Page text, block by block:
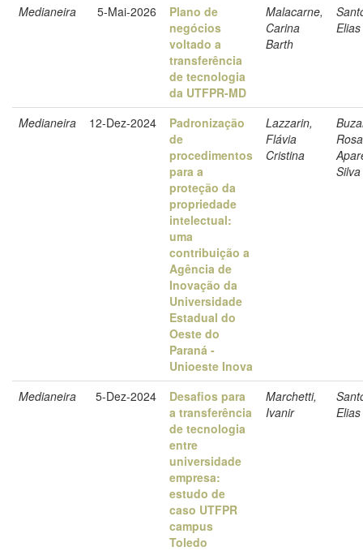
Medianeira 5-Mai-2026
Plano de
negócios
voltado a
transferência
de tecnologia
da UTFPR-MD
Malacarne,
Carina
Barth
Medianeira 12-Dez-2024
Padronização
de
procedimentos
para a
proteção da
propriedade
intelectual:
uma
contribuição a
Agência de
Inovação da
Universidade
Estadual do
Oeste do
Paraná -
Unioeste Inova
Lazzarin,
Flávia
Cristina
Silva
Medianeira 5-Dez-2024
Desafios para
a transferência
de tecnologia
entre
universidade
empresa:
estudo de
caso UTFPR
campus
Toledo
Marchetti,
Ivanir